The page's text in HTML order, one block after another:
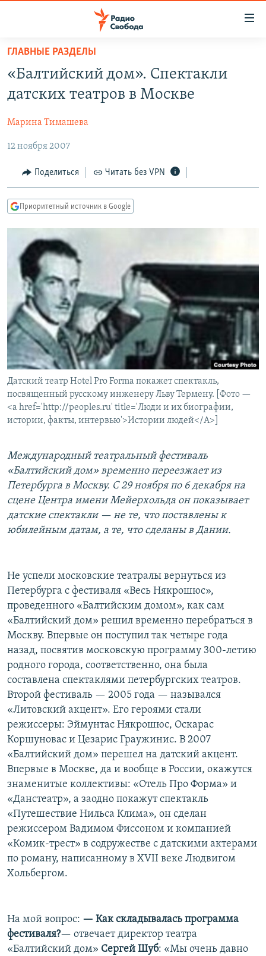
упрощенного
доступа
основному
Вернутся
главной
навигации
Вернутся
АВТОРСКИЕ ПРОЕКТЫ
ЦИТАТЫ СВОБОДЫ
МНЕНИЯ
КУЛЬТУРА
IDEL.РЕАЛИИ
КАВКАЗ.РЕАЛИИ
СЕВЕР.РЕАЛИИ
СИБИРЬ.РЕАЛИИ
РАСПИСАНИЕ ВЕЩАНИЯ
ПОДПИШИТЕСЬ НА РАССЫЛКУ
СОЦИАЛЬНЫЕ СЕТИ
Все сайты РСЕ/РС
ГЛАВНЫЕ РАЗДЕЛЫ
«Балтийский дом». Спектакли
датских театров в Москве
Марина Тимашева
12 ноября 2007
Поделиться Читать без VPN
Приоритетный источник в Google
Датский театр Hotel Pro Forma покажет спектакль,
посвященный русскому инженеру Льву Термену. [Фото —
<a href='http://peoples.ru' title='Люди и их биографии,
истории, факты, интервью'>Истории людей</A>]
Международный театральный фестиваль
«Балтийский дом» временно переезжает из
Петербурга в Москву. С 29 ноября по 6 декабря на
сцене Центра имени Мейерхольда он показывает
датские спектакли — не те, что поставлены к
юбилейным датам, а те, что сделаны в Дании.
Не успели московские театралы вернуться из
Петербурга с фестиваля «Весь Някрошюс»,
проведенного «Балтийским домом», как сам
«Балтийский дом» решил временно перебраться в
Москву. Впервые он поступил так четыре года
назад, посвятив московскую программу 300-летию
родного города, соответственно, она была
составлена спектаклями петербургских театров.
Второй фестиваль — 2005 года — назывался
«Литовский акцент». Его героями стали
режиссеры: Эймунтас Някрошюс, Оскарас
Коршуновас и Цезарис Граужинис. В 2007
«Балтийский дом» перешел на датский акцент.
Впервые в Москве, да и вообще в России, окажутся
знаменитые коллективы: «Отель Про Форма» и
«Данстеатр», а заодно покажут спектакль
«Путешествие Нильса Клима», он сделан
режиссером Вадимом Фиссоном и компанией
«Комик-трест» в содружестве с датскими актерами
по роману, написанному в XVII веке Людвигом
Хольбергом.
На мой вопрос: — Как складывалась программа
фестиваля?— отвечает директор театра
«Балтийский дом» Сергей Шуб: «Мы очень давно